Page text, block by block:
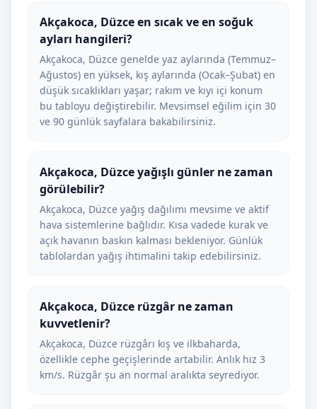
Akçakoca, Düzce en sıcak ve en soğuk
ayları hangileri?
Akçakoca, Düzce genelde yaz aylarında (Temmuz–
Ağustos) en yüksek, kış aylarında (Ocak–Şubat) en
düşük sıcaklıkları yaşar; rakım ve kıyı içi konum
bu tabloyu değiştirebilir. Mevsimsel eğilim için 30
ve 90 günlük sayfalara bakabilirsiniz.
Akçakoca, Düzce yağışlı günler ne zaman
görülebilir?
Akçakoca, Düzce yağış dağılımı mevsime ve aktif
hava sistemlerine bağlıdır. Kısa vadede kurak ve
açık havanın baskın kalması bekleniyor. Günlük
tablolardan yağış ihtimalini takip edebilirsiniz.
Akçakoca, Düzce rüzgâr ne zaman
kuvvetlenir?
Akçakoca, Düzce rüzgârı kış ve ilkbaharda,
özellikle cephe geçişlerinde artabilir. Anlık hız 3
km/s. Rüzgâr şu an normal aralıkta seyrediyor.